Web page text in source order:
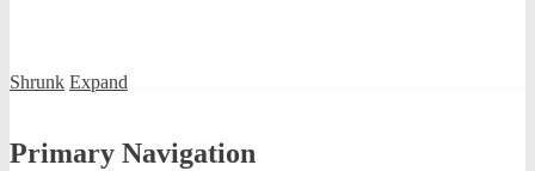
Shrunk Expand
Primary Navigation